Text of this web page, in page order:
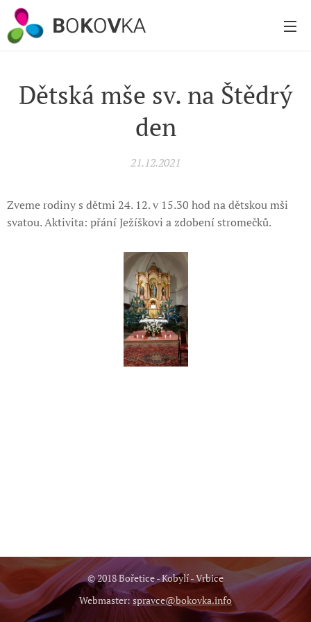
BOKOVKA
Dětská mše sv. na Štědrý
den
21.12.2021
Zveme rodiny s dětmi 24. 12. v 15.30 hod na dětskou mši
svatou. Aktivita: přání Ježíškovi a zdobení stromečků.
© 2018 Bořetice - Kobylí - Vrbice
Webmaster: spravce@bokovka.info